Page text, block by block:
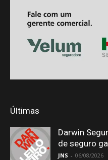
Últimas
Darwin
de seguro
JNS - 06/08/2026